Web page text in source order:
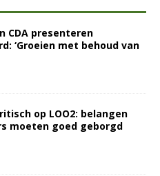
CDA presenteren
‘Groeien met behoud van
op LOO2: belangen
moeten goed geborgd